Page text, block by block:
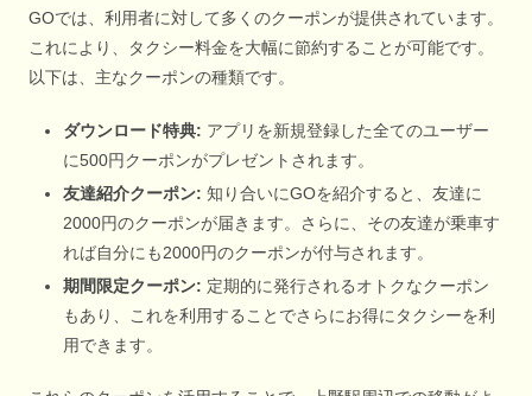
GOでは、利用者に対して多くのクーポンが提供されています。
これにより、タクシー料金を大幅に節約することが可能です。
以下は、主なクーポンの種類です。
ダウンロード特典: アプリを新規登録した全てのユーザー
に500円クーポンがプレゼントされます。
友達紹介クーポン: 知り合いにGOを紹介すると、友達に
2000円のクーポンが届きます。さらに、その友達が乗車す
れば自分にも2000円のクーポンが付与されます。
期間限定クーポン: 定期的に発行されるオトクなクーポン
もあり、これを利用することでさらにお得にタクシーを利
用できます。